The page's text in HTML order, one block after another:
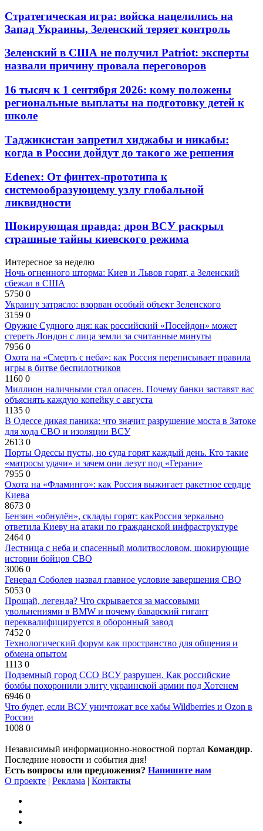
Стратегическая игра: войска нацелились на
Запад Украины, Зеленский теряет контроль
Зеленский в США не получил Patriot: эксперты
назвали причину провала переговоров
16 тысяч к 1 сентября 2026: кому положены
региональные выплаты на подготовку детей к
школе
Таджикистан запретил хиджабы и никабы:
когда в России дойдут до такого же решения
Edenex: От финтех-прототипа к
системообразующему узлу глобальной
ликвидности
Шокирующая правда: дрон ВСУ раскрыл
страшные тайны киевского режима
Интересное за неделю
Ночь огненного шторма: Киев и Львов горят, а Зеленский
сбежал в США
5750 0
Украину затрясло: взорван особый объект Зеленского
3159 0
Оружие Судного дня: как российский «Посейдон» может
стереть Лондон с лица земли за считанные минуты
7956 0
Охота на «Смерть с неба»: как Россия переписывает правила
игры в битве беспилотников
1160 0
Миллион наличными стал опасен. Почему банки заставят вас
объяснять каждую копейку с августа
1135 0
В Одессе дикая паника: что значит разрушение моста в Затоке
для хода СВО и изоляции ВСУ
2613 0
Порты Одессы пусты, но суда горят каждый день. Кто такие
«матросы удачи» и зачем они лезут под «Герани»
7955 0
Охота на «Фламинго»: как Россия выжигает ракетное сердце
Киева
8673 0
Бензин «обнулён», склады горят: какРоссия зеркально
ответила Киеву на атаки по гражданской инфраструктуре
2464 0
Лестница с неба и спасенный молитвословом, шокирующие
истории бойцов СВО
3006 0
Генерал Соболев назвал главное условие завершения СВО
5053 0
Прощай, легенда? Что скрывается за массовыми
увольнениями в BMW и почему баварский гигант
переквалифицируется в оборонный завод
7452 0
Технологический форум как пространство для общения и
обмена опытом
1113 0
Подземный город ССО ВСУ разрушен. Как российские
бомбы похоронили элиту украинской армии под Хотенем
6946 0
Что будет, если ВСУ уничтожат все хабы Wildberries и Ozon в
России
1008 0
Независимый информационно-новостной портал Командир.
Последние новости и события дня!
Есть вопросы или предложения? Напишите нам
О проекте | Реклама | Контакты